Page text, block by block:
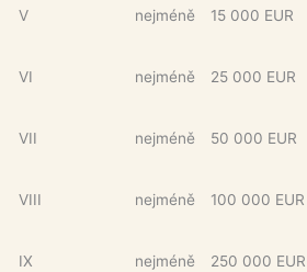
V nejméně 15 000 EUR
VI nejméně 25 000 EUR
VII nejméně 50 000 EUR
VIII nejméně 100 000 EUR
IX nejméně 250 000 EUR